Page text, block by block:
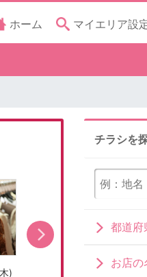
ホーム マイエリア設
) 売出し期
チラシを
都道府
お店の